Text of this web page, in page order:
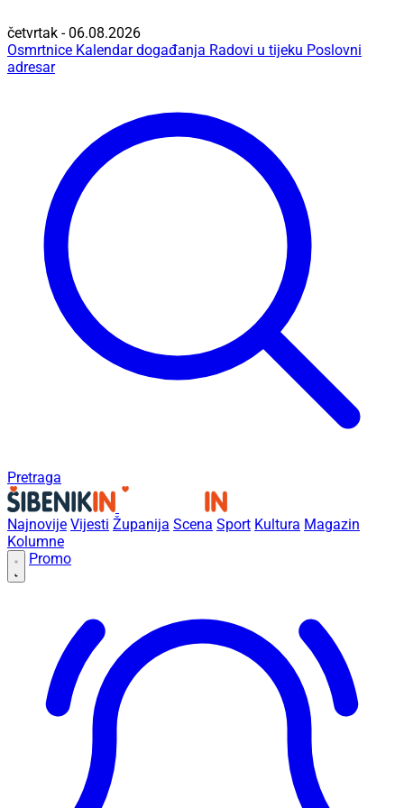
četvrtak - 06.08.2026
Osmrtnice Kalendar događanja Radovi u tijeku Poslovni
adresar
Pretraga
Najnovije Vijesti Županija Scena Sport Kultura Magazin
Kolumne
Promo